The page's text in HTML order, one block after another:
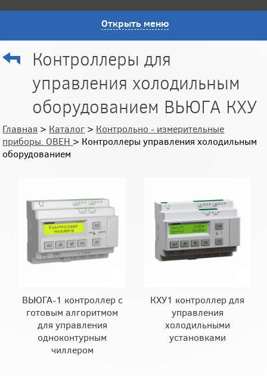
Открыть меню
Контроллеры для
управления холодильным
оборудованием ВЬЮГА КХУ
Главная > Каталог > Контрольно - измерительные
приборы. ОВЕН > Контроллеры управления холодильным
оборудованием
ВЬЮГА-1 контроллер с
готовым алгоритмом
для управления
одноконтурным
чиллером
КХУ1 контроллер для
управления
холодильными
установками